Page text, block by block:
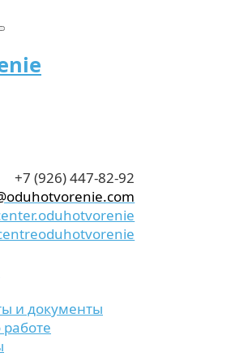
+7 (926) 447-82-92
и документы